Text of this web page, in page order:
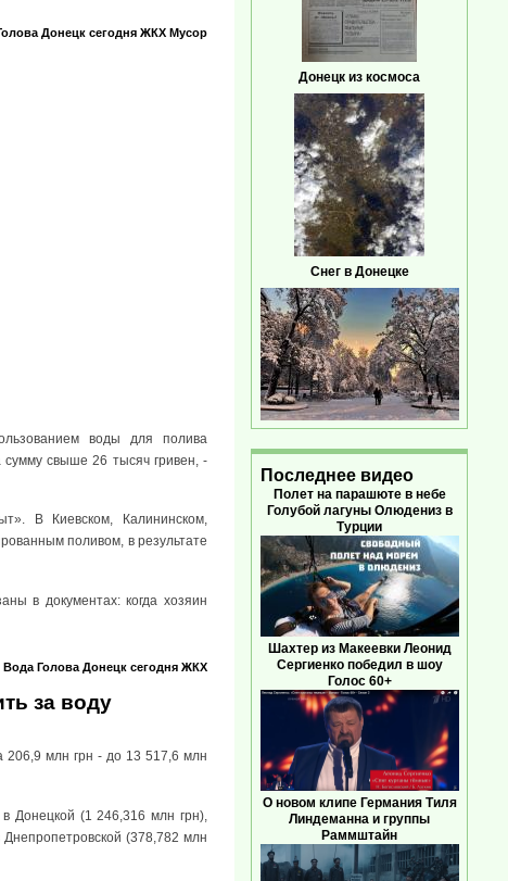
Донецк сегодня ЖКХ Мусор
воды для полива
свыше 26 тысяч гривен, -
В Киевском, Калининском,
поливом, в результате
в документах: когда хозяин
Вода Голова Донецк сегодня ЖКХ
за воду
206,9 млн грн - до 13 517,6 млн
Донецкой (1 246,316 млн грн),
(378,782 млн
Донецк из космоса
Снег в Донецке
Последнее видео
Полет на парашюте в небе
Голубой лагуны Олюдениз в
Турции
Шахтер из Макеевки Леонид
Сергиенко победил в шоу
Голос 60+
О новом клипе Германия Тиля
Линдеманна и группы
Раммштайн